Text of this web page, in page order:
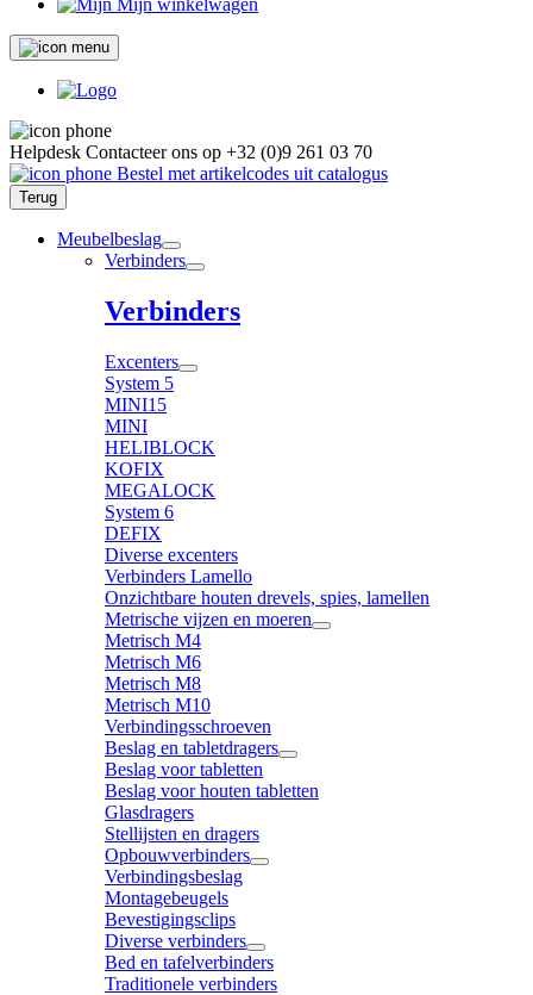
Mijn winkelwagen
Helpdesk Contacteer ons op +32 (0)9 261 03 70
Bestel met artikelcodes uit catalogus
Terug
Meubelbeslag
Verbinders
Verbinders
Excenters
System 5
MINI15
MINI
HELIBLOCK
KOFIX
MEGALOCK
System 6
DEFIX
Diverse excenters
Verbinders Lamello
Onzichtbare houten drevels, spies, lamellen
Metrische vijzen en moeren
Metrisch M4
Metrisch M6
Metrisch M8
Metrisch M10
Verbindingsschroeven
Beslag en tabletdragers
Beslag voor tabletten
Beslag voor houten tabletten
Glasdragers
Stellijsten en dragers
Opbouwverbinders
Verbindingsbeslag
Montagebeugels
Bevestigingsclips
Diverse verbinders
Bed en tafelverbinders
Traditionele verbinders